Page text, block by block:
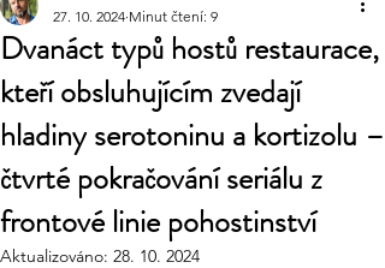
Dvanáct typů hostů restaurace,
kteří obsluhujícím zvedají
hladiny serotoninu a kortizolu –
čtvrté pokračování seriálu z
frontové linie pohostinství
27. 10. 2024 Minut čtení: 9
Aktualizováno: 28. 10. 2024